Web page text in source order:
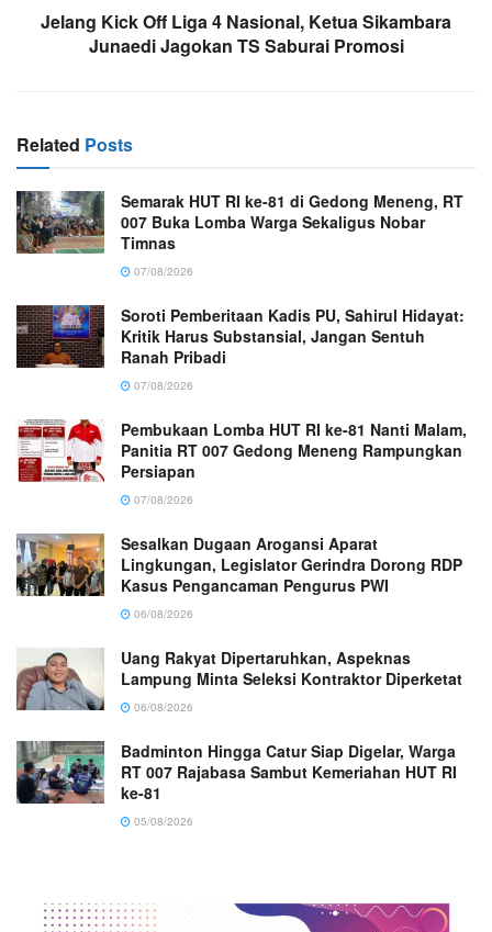
Jelang Kick Off Liga 4 Nasional, Ketua Sikambara
Junaedi Jagokan TS Saburai Promosi
Related Posts
Semarak HUT RI ke-81 di Gedong Meneng, RT
007 Buka Lomba Warga Sekaligus Nobar
Timnas
07/08/2026
Soroti Pemberitaan Kadis PU, Sahirul Hidayat:
Kritik Harus Substansial, Jangan Sentuh
Ranah Pribadi
07/08/2026
Pembukaan Lomba HUT RI ke-81 Nanti Malam,
Panitia RT 007 Gedong Meneng Rampungkan
Persiapan
07/08/2026
Sesalkan Dugaan Arogansi Aparat
Lingkungan, Legislator Gerindra Dorong RDP
Kasus Pengancaman Pengurus PWI
06/08/2026
Uang Rakyat Dipertaruhkan, Aspeknas
Lampung Minta Seleksi Kontraktor Diperketat
06/08/2026
Badminton Hingga Catur Siap Digelar, Warga
RT 007 Rajabasa Sambut Kemeriahan HUT RI
ke-81
05/08/2026